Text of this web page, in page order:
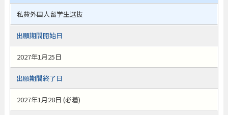
私費外国人留学生選抜
出願期間開始日
2027年1月25日
出願期間終了日
2027年1月28日 (必着)